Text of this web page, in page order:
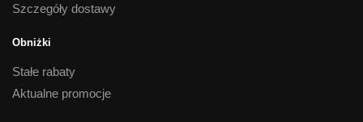
Szczegóły dostawy
Obniżki
Stałe rabaty
Aktualne promocje